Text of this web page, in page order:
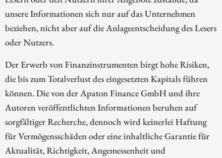
unsere Informationen sich nur auf das Unternehmen
beziehen, nicht aber auf die Anlageentscheidung des Lesers
oder Nutzers.
Der Erwerb von Finanzinstrumenten birgt hohe Risiken,
die bis zum Totalverlust des eingesetzten Kapitals führen
können. Die von der Apaton Finance GmbH und ihre
Autoren veröffentlichten Informationen beruhen auf
sorgfältiger Recherche, dennoch wird keinerlei Haftung
für Vermögensschäden oder eine inhaltliche Garantie für
Aktualität, Richtigkeit, Angemessenheit und